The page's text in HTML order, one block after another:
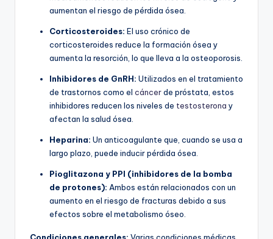
aumentan el riesgo de pérdida ósea.
Corticosteroides: El uso crónico de
corticosteroides reduce la formación ósea y
aumenta la resorción, lo que lleva a la osteoporosis.
Inhibidores de GnRH: Utilizados en el tratamiento
de trastornos como el cáncerde próstata, estos
inhibidores reducen los niveles de testosterona y
afectan la salud ósea.
Heparina: Un anticoagulante que, cuando se usa a
largo plazo, puede inducir pérdida ósea.
Pioglitazona y PPI (inhibidores de la bomba
de protones): Ambos están relacionados con un
aumento en el riesgo de fracturas debido a sus
efectos sobre el metabolismo óseo.
Condiciones generales: Varias condiciones médicas